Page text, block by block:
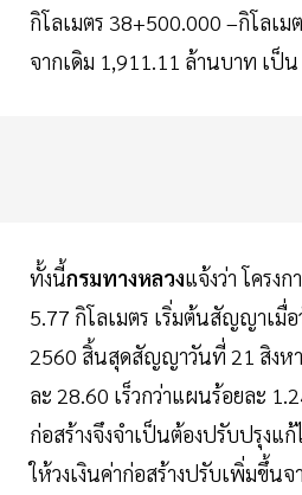
กิโลเมตร 38+500.000 –กิโลเ
จากเดิม 1,911.11 ล้านบาท เป็
ทั้งนี้กรมทางหลวงแจ้งว่า โครง
5.77 กิโลเมตร เริ่มต้นสัญญาเมื่
2560 สิ้นสุดสัญญาวันที่ 21 สิงห
ละ 28.60 เร็วกว่าแผนร้อยละ
ก่อสร้างจึงจำเป็นต้องปรับปรุงแ
ให้วงเงินค่าก่อสร้างปรับเพิ่มขึ้น